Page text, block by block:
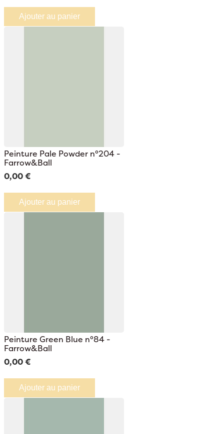
Ajouter au panier
Peinture Pale Powder n°204 -
Farrow&Ball
0,00 €
Ajouter au panier
Peinture Green Blue n°84 -
Farrow&Ball
0,00 €
Ajouter au panier